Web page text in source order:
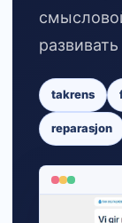
takrens
reparasjon